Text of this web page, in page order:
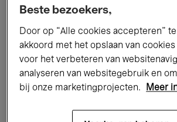
Alle evenementen
Tentoonstellingen Films
Performances Lezingen &
Jazz Klassieke Muziek
Beste bezoekers,
Door op “Alle cookies accepteren”
akkoord met het opslaan van
voor het verbeteren van
analyseren van websitegebruik en
bij onze marketingprojecten.
Meer